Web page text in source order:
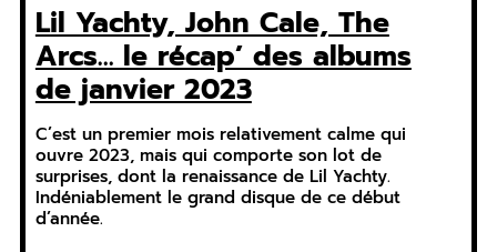
Lil Yachty, John Cale, The
Arcs… le récap’ des albums
de janvier 2023
C’est un premier mois relativement calme qui
ouvre 2023, mais qui comporte son lot de
surprises, dont la renaissance de Lil Yachty.
Indéniablement le grand disque de ce début
d’année.